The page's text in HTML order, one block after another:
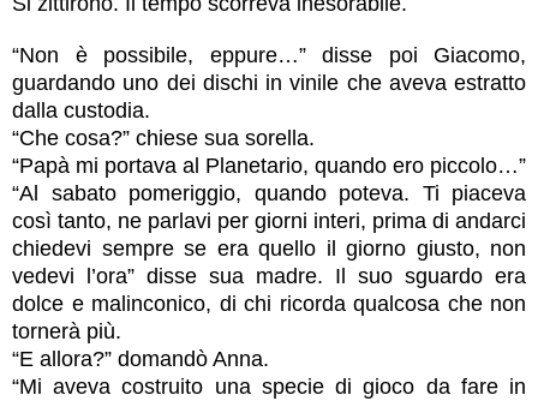
“Non è possibile, eppure…” disse poi Giacomo,
guardando uno dei dischi in vinile che aveva estratto
dalla custodia.
“Che cosa?” chiese sua sorella.
“Papà mi portava al Planetario, quando ero piccolo…”
“Al sabato pomeriggio, quando poteva. Ti piaceva
così tanto, ne parlavi per giorni interi, prima di andarci
chiedevi sempre se era quello il giorno giusto, non
vedevi l’ora” disse sua madre. Il suo sguardo era
dolce e malinconico, di chi ricorda qualcosa che non
tornerà più.
“E allora?” domandò Anna.
“Mi aveva costruito una specie di gioco da fare in